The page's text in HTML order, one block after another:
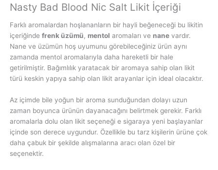
Nasty Bad Blood Nic Salt Likit İçeriği
Farklı aromalardan hoşlananların bir hayli beğeneceği bu likitin
içeriğinde frenk üzümü, mentol aromaları ve nane vardır.
Nane ve üzümün hoş uyumunu görebileceğiniz ürün aynı
zamanda mentol aromalarıyla daha hareketli bir hale
getirilmiştir. Bağımlılık yaratacak bir aromaya sahip olan likit
türü keskin yapıya sahip olan likit arayanlar için ideal olacaktır.
Az içimde bile yoğun bir aroma sunduğundan dolayı uzun
zaman boyunca ürünün dayanacağını belirtmek gerekir. Farklı
aromalarla dolu olan likit seçeneği e sigaraya yeni başlayanlar
içinde son derece uygundur. Özellikle bu tarz kişilerin ürüne çok
daha çabuk bir şekilde alışmalarına aracı olan özel bir
seçenektir.